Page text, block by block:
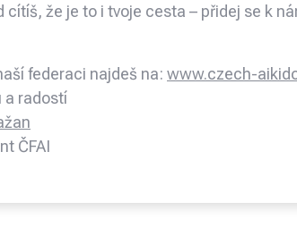
cítíš, že je to i tvoje cesta – přidej se k
federaci najdeš na: www.czech-
a radostí
ČFAI